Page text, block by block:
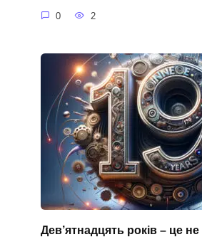
0 2
Дев’ятнадцять років – це